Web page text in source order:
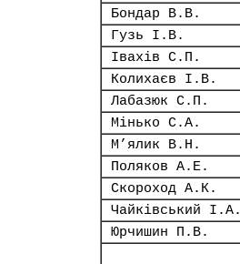
Бондар В.В.
Гузь І.В.
Івахів С.П.
Колихаєв І.В.
Лабазюк С.П.
Мінько С.А.
М’ялик В.Н.
Поляков А.Е.
Скороход А.К.
Чайківський І.А.
Юрчишин П.В.